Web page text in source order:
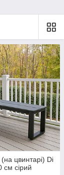
цвинтарі) Di
см сірий